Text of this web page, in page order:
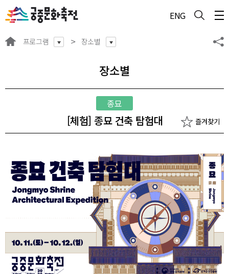
ENG
프로그램 장소별
장소별
종묘
[체험] 종묘 건축 탐험대 즐겨찾기